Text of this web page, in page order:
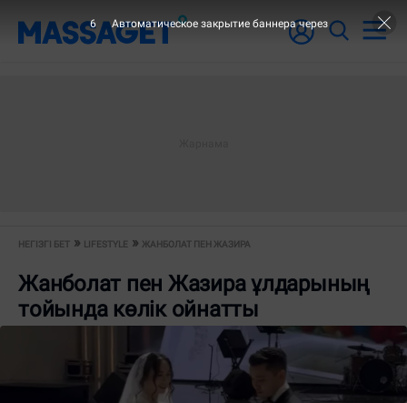
НЕГІЗГІ БЕТ LIFESTYLE ЖАНБОЛАТ ПЕН ЖАЗИРА
Жанболат пен Жазира ұлдарының
тойында көлік ойнатты
6 Автоматическое закрытие баннера через